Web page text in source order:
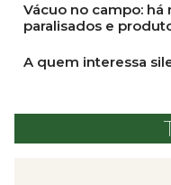
Vácuo no campo:
paralisados e
A quem interessa